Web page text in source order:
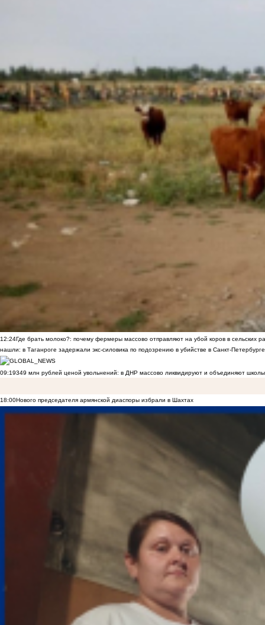
12:24Где брать молоко?: почему фермеры массово отправляют на убой коров в сельских
нашли: в Таганроге задержали экс-силовика по подозрению в убийстве в Санкт-Петербурге
09:19349 млн рублей ценой увольнений: в ДНР массово ликвидируют и объединяют
18:00Нового председателя армянской диаспоры избрали в Шахтах